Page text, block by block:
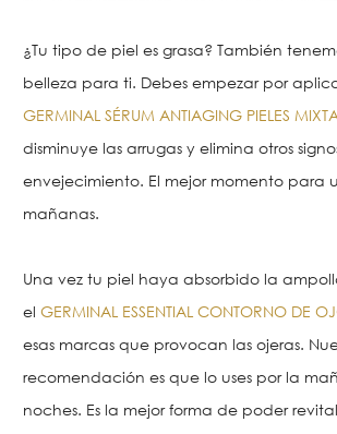
¿Tu tipo de piel es grasa? También
belleza para ti. Debes empezar por
GERMINAL SÉRUM ANTIAGING PIELES
disminuye las arrugas y elimina otros
envejecimiento. El mejor momento para
mañanas.
Una vez tu piel haya absorbido la
el GERMINAL ESSENTIAL CONTORNO DE
esas marcas que provocan las ojeras.
recomendación es que lo uses por la
noches. Es la mejor forma de poder